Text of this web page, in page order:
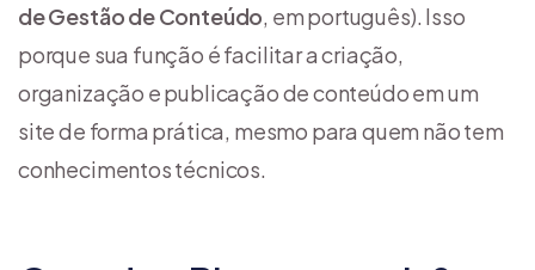
de Gestão de Conteúdo, em português). Isso
porque sua função é facilitar a criação,
organização e publicação de conteúdo em um
site de forma prática, mesmo para quem não tem
conhecimentos técnicos.